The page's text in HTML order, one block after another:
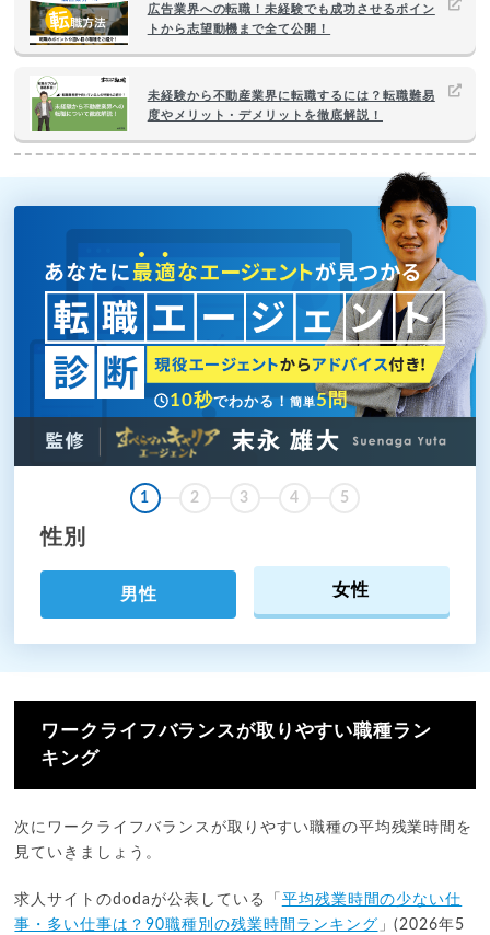
広告業界への転職！未経験でも成功させるポイン
トから志望動機まで全て公開！
未経験から不動産業界に転職するには？転職難易
度やメリット・デメリットを徹底解説！
10秒でわかる！簡単5問
1 2 3 4 5
性別
男性 女性
ワークライフバランスが取りやすい職種ラン
キング
次にワークライフバランスが取りやすい職種の平均残業時間を
見ていきましょう。
求人サイトのdodaが公表している「 平均残業時間の少ない仕
事・多い仕事は？90職種別の残業時間ランキング 」(2026年5